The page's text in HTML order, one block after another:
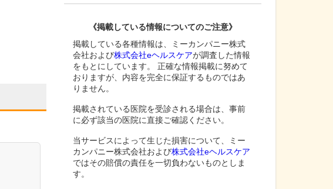
《掲載している情報についてのご注意》
掲載している各種情報は、ミーカンパニー株式
会社および株式会社eヘルスケアが調査した情報
をもとにしています。 正確な情報掲載に努めて
おりますが、内容を完全に保証するものではあ
りません。
掲載されている医院を受診される場合は、事前
に必ず該当の医院に直接ご確認ください。
当サービスによって生じた損害について、ミー
カンパニー株式会社および株式会社eヘルスケア
ではその賠償の責任を一切負わないものとしま
す。